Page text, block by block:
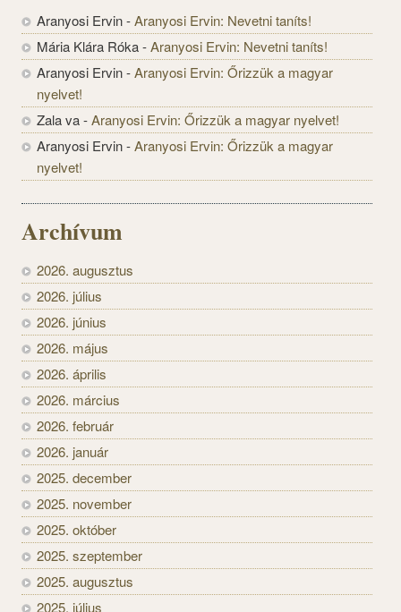
Aranyosi Ervin-Aranyosi Ervin: Nevetni taníts!
Mária Klára Róka-Aranyosi Ervin: Nevetni taníts!
Aranyosi Ervin-Aranyosi Ervin: Őrizzük a magyar
nyelvet!
Zala va-Aranyosi Ervin: Őrizzük a magyar nyelvet!
Aranyosi Ervin-Aranyosi Ervin: Őrizzük a magyar
nyelvet!
Archívum
2026. augusztus
2026. július
2026. június
2026. május
2026. április
2026. március
2026. február
2026. január
2025. december
2025. november
2025. október
2025. szeptember
2025. augusztus
2025. július